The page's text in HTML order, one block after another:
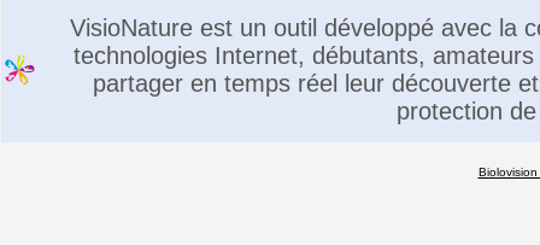
VisioNature est un outil développé avec la
technologies Internet, débutants,
partager en temps réel leur découverte
protection
Biolovision